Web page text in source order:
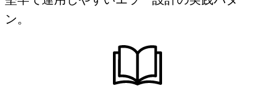
ン。